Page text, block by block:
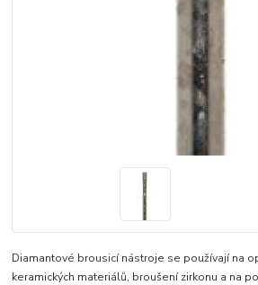
Diamantové brousicí nástroje se používají na
keramických materiálů, broušení zirkonu a na